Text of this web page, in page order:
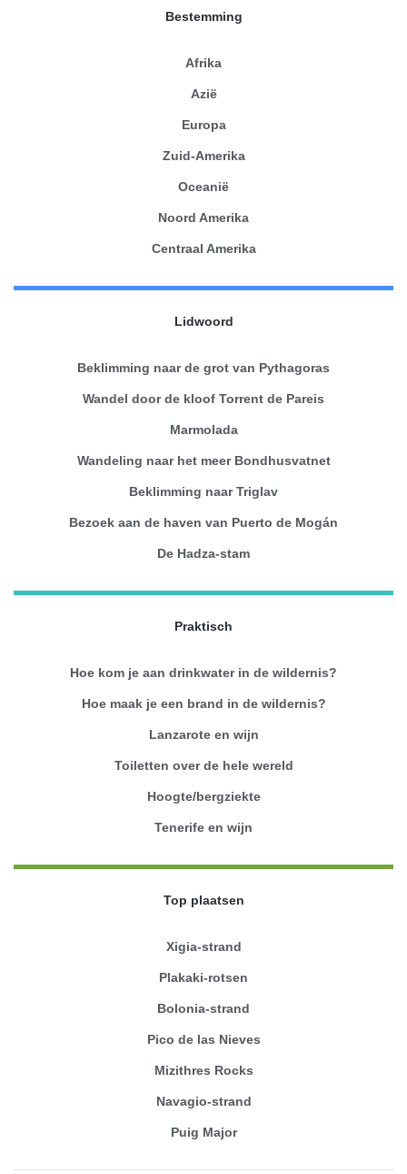
Bestemming
Afrika
Azië
Europa
Zuid-Amerika
Oceanië
Noord Amerika
Centraal Amerika
Lidwoord
Beklimming naar de grot van Pythagoras
Wandel door de kloof Torrent de Pareis
Marmolada
Wandeling naar het meer Bondhusvatnet
Beklimming naar Triglav
Bezoek aan de haven van Puerto de Mogán
De Hadza-stam
Praktisch
Hoe kom je aan drinkwater in de wildernis?
Hoe maak je een brand in de wildernis?
Lanzarote en wijn
Toiletten over de hele wereld
Hoogte/bergziekte
Tenerife en wijn
Top plaatsen
Xigia-strand
Plakaki-rotsen
Bolonia-strand
Pico de las Nieves
Mizithres Rocks
Navagio-strand
Puig Major